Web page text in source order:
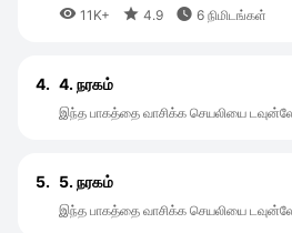
 11K+  4.9  6 நிமிடங்கள்
4. 4. நரகம்
இந்த பாகத்தை வாசிக்க செயலியை
5. 5. நரகம்
இந்த பாகத்தை வாசிக்க செயலியை